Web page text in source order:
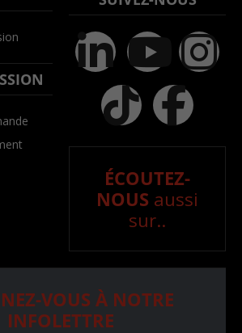
ÉCOUTEZ-
NOUS aussi
sur..
VOUS À NOTRE
INFOLETTRE